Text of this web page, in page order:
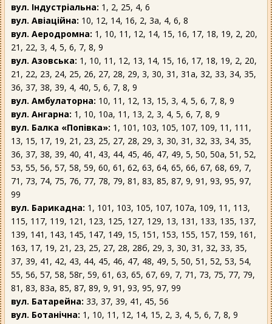
вул. Індустріальна: 1, 2, 25, 4, 6
вул. Авіаційна: 10, 12, 14, 16, 2, 3а, 4, 6, 8
вул. Аеродромна: 1, 10, 11, 12, 14, 15, 16, 17, 18, 19, 2, 20,
21, 22, 3, 4, 5, 6, 7, 8, 9
вул. Азовська: 1, 10, 11, 12, 13, 14, 15, 16, 17, 18, 19, 2, 20,
21, 22, 23, 24, 25, 26, 27, 28, 29, 3, 30, 31, 31а, 32, 33, 34, 35,
36, 37, 38, 39, 4, 40, 5, 6, 7, 8, 9
вул. Амбулаторна: 10, 11, 12, 13, 15, 3, 4, 5, 6, 7, 8, 9
вул. Ангарна: 1, 10, 10а, 11, 13, 2, 3, 4, 5, 6, 7, 8, 9
вул. Балка «Попівка»: 1, 101, 103, 105, 107, 109, 11, 111,
13, 15, 17, 19, 21, 23, 25, 27, 28, 29, 3, 30, 31, 32, 33, 34, 35,
36, 37, 38, 39, 40, 41, 43, 44, 45, 46, 47, 49, 5, 50, 50а, 51, 52,
53, 55, 56, 57, 58, 59, 60, 61, 62, 63, 64, 65, 66, 67, 68, 69, 7,
71, 73, 74, 75, 76, 77, 78, 79, 81, 83, 85, 87, 9, 91, 93, 95, 97,
99
вул. Барикадна: 1, 101, 103, 105, 107, 107а, 109, 11, 113,
115, 117, 119, 121, 123, 125, 127, 129, 13, 131, 133, 135, 137,
139, 141, 143, 145, 147, 149, 15, 151, 153, 155, 157, 159, 161,
163, 17, 19, 21, 23, 25, 27, 28, 28б, 29, 3, 30, 31, 32, 33, 35,
37, 39, 41, 42, 43, 44, 45, 46, 47, 48, 49, 5, 50, 51, 52, 53, 54,
55, 56, 57, 58, 58г, 59, 61, 63, 65, 67, 69, 7, 71, 73, 75, 77, 79,
81, 83, 83а, 85, 87, 89, 9, 91, 93, 95, 97, 99
вул. Батарейна: 33, 37, 39, 41, 45, 56
вул. Ботанічна: 1, 10, 11, 12, 14, 15, 2, 3, 4, 5, 6, 7, 8, 9